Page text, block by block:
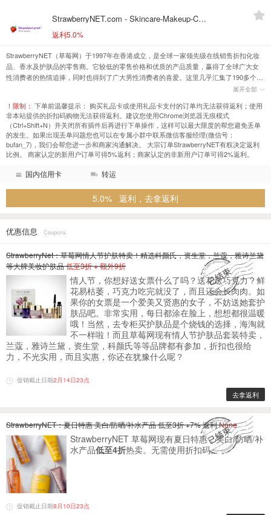
StrawberryNET.com - Skincare-Makeup-Cosmetics-Fragrance
返利5.0%
StrawberryNET（草莓网）于1997年在香港成立，是全球一家领先级在线销售折扣化妆
品、香水及护肤品的零售商。它较低的零售价格和优质的产品质量，赢得了全球广大女
性消费者的热情追捧，同时也得到了广大男性消费者的喜爱。这里几乎汇集了190多个国
家的所有国际知名品牌，拥有2700多个品牌的20000多种商品，其中包含很多知名的国际
Cellex C、Gucci、Kinerase等。
展开全部
！限制： 下单前温馨提示： 购买礼品卡或使用礼品卡支付的订单均无法获得返利；使用
非本站提供的折扣码购物无法获得返利。建议您使用Chrome浏览器无痕模式
（Ctrl+Shift+N）并关闭所有插件后再进行下单操作，这样可以最大限度的帮您避免丢单
的发生。如果出现丢单问题您也可以在专属小群中联系微信客服经理(微信号：
bufan_7)，我们会帮您进一步和商家沟通解决。 大宗订单StrawberryNET有权决定返利
比例。 商家认定的新用户订单可得5%返利；商家认定的非新用户订单可得2%返利。
国内信用卡 转运
5.0% 返利，去拿返利
优惠信息 · Coupons
StrawberryNet：草莓网情人节护肤特卖！精选科颜氏，资生堂，兰蔻，雅诗兰黛
等大牌美妆护肤品低至3折 + 额外9折
情人节，你想好送女票什么了吗？送花送巧克力？鲜
花易枯萎，巧克力吃完就没了，而且还会长肉肉。如
果你的女票是一个爱美又贤惠的女子，不妨送她套护
肤品吧。非常实用，每日都涂在脸上，想想都很温暖
哦！当然，去专柜买护肤品是个烧钱的选择，海淘就
不一样啦！而且草莓网现有情人节护肤品套装特卖，
兰蔻，雅诗兰黛，资生堂，科颜氏等等品牌都有参加，折扣也很给
力，不光实用，而且实惠，你还在犹豫什么呢？
促销截止日期2月14日23点
去拿返利
StrawberryNET：夏日特惠 美白/防晒/补水产品 低至3折 +7% 返利None
StrawberryNET 草莓网现有夏日特惠，美白/防晒/补
水产品低至4折热卖。无需使用折扣码。
促销截止日期8月10日23点